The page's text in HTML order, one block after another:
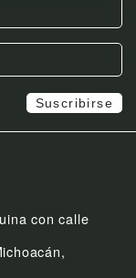
con calle